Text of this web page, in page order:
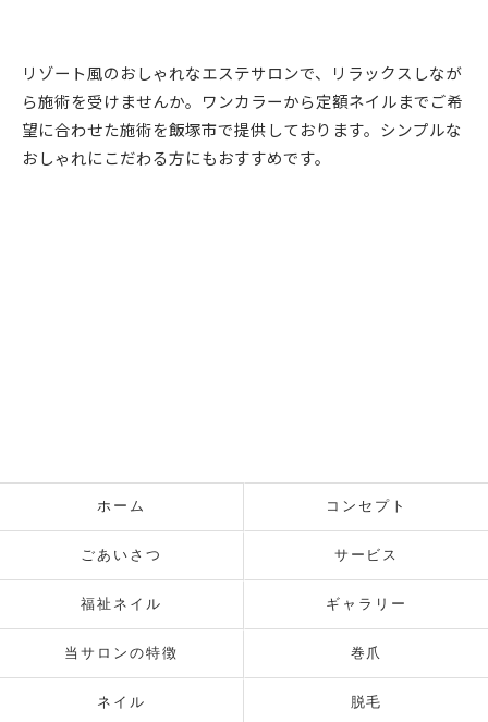
リゾート風のおしゃれなエステサロンで、リラックスしなが
ら施術を受けませんか。ワンカラーから定額ネイルまでご希
望に合わせた施術を飯塚市で提供しております。シンプルな
おしゃれにこだわる方にもおすすめです。
ホーム コンセプト
ごあいさつ サービス
福祉ネイル ギャラリー
当サロンの特徴 巻爪
ネイル 脱毛
ご予約はこちら